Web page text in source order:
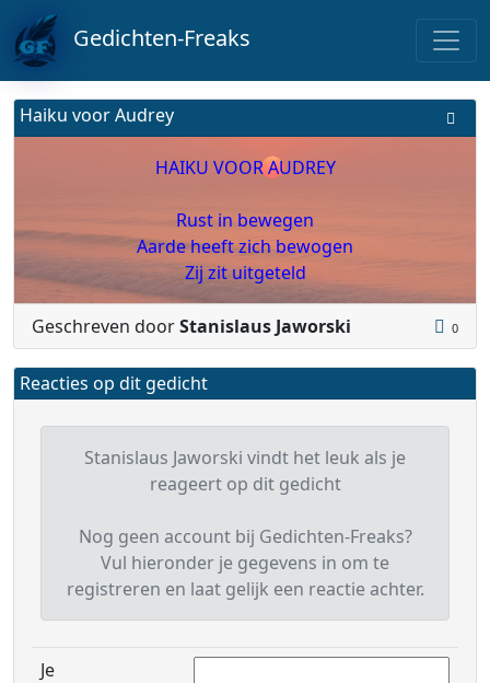
Gedichten-Freaks
Haiku voor Audrey
HAIKU VOOR AUDREY
Rust in bewegen
Aarde heeft zich bewogen
Zij zit uitgeteld
Geschreven doorStanislaus Jaworski 0
Reacties op dit gedicht
Stanislaus Jaworski vindt het leuk als je
reageert op dit gedicht
Nog geen account bij Gedichten-Freaks?
Vul hieronder je gegevens in om te
registreren en laat gelijk een reactie achter.
Je